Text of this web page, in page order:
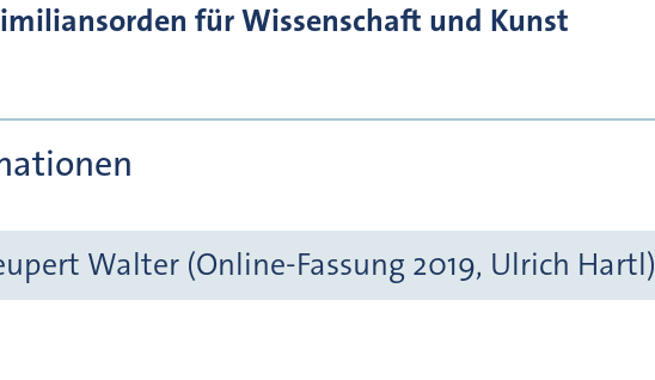
für Wissenschaft und Kunst
Walter (Online-Fassung 2019, Ulrich Hartl)